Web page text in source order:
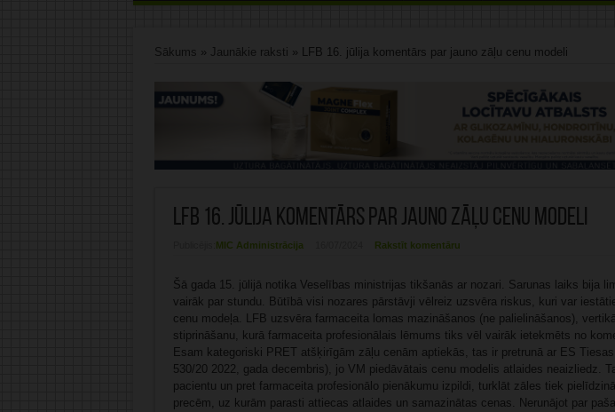
Sākums » Jaunākie raksti » LFB 16. jūlija komentārs par jauno zāļu cenu modeli
LFB 16. jūlija komentārs par jauno zāļu cenu modeli
MIC Administrācija Rakstīt komentāru
Šā gada 15. jūlijā notika Veselības ministrijas tikšanās ar nozari. Sarunas laiks bija
vairāk par stundu. Būtībā visi nozares pārstāvji vēlreiz uzsvēra riskus, kuri var
cenu modeļa. LFB uzsvēra farmaceita lomas mazināšanos (ne palielināšanos),
stiprināšanu, kurā farmaceita profesionālais lēmums tiks vēl vairāk ietekmēts no
Esam kategoriski PRET atšķirīgām zāļu cenām aptiekās, tas ir pretrunā ar ES
530/20 2022, gada decembris), jo VM piedāvātais cenu modelis atlaides neaizliedz.
pacientu un pret farmaceita profesionālo pienākumu izpildi, turklāt zāles tiek
precēm, uz kurām parasti attiecas atlaides un samazinātas cenas. Nerunājot par